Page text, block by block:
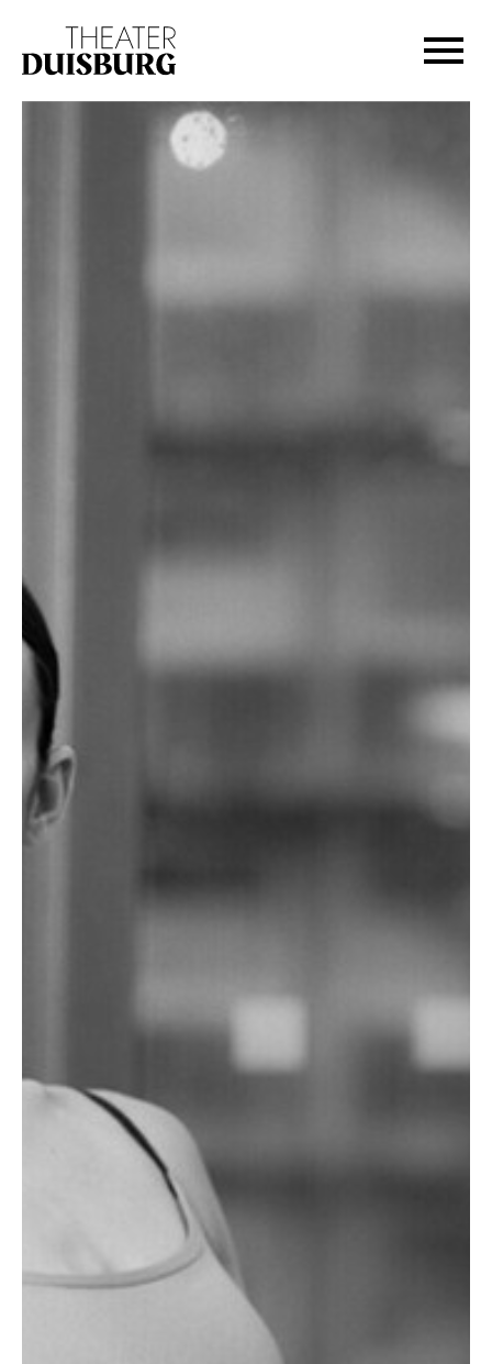
Zur Hauptnavigation springen
Zum Footer springen